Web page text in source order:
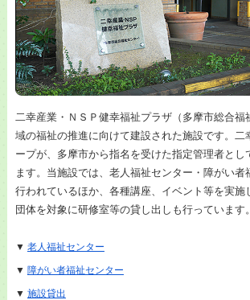
二幸産業・ＮＳＰ健幸福祉プラザ（多摩市総合福
域の福祉の推進に向けて建設された施設です。二
ープが、多摩市から指名を受けた指定管理者とし
ます。当施設では、老人福祉センター・障がい者
行われているほか、各種講座、イベント等を実施
団体を対象に研修室等の貸し出しも行っています。
▼ 老人福祉センター
▼ 障がい者福祉センター
▼ 施設貸出